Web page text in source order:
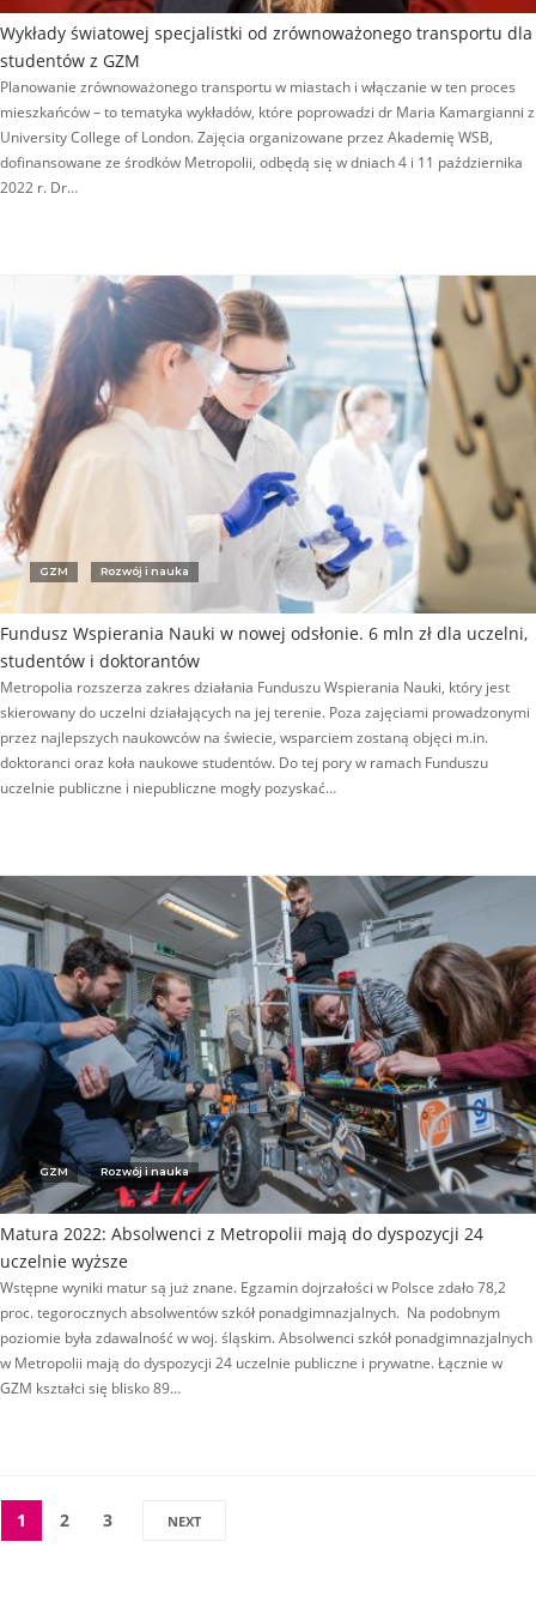
Wykłady światowej specjalistki od zrównoważonego transportu dla
studentów z GZM
Planowanie zrównoważonego transportu w miastach i włączanie w ten proces
mieszkańców – to tematyka wykładów, które poprowadzi dr Maria Kamargianni z
University College of London. Zajęcia organizowane przez Akademię WSB,
dofinansowane ze środków Metropolii, odbędą się w dniach 4 i 11 października
2022 r. Dr…
GZM Rozwój i nauka
Fundusz Wspierania Nauki w nowej odsłonie. 6 mln zł dla uczelni,
studentów i doktorantów
Metropolia rozszerza zakres działania Funduszu Wspierania Nauki, który jest
skierowany do uczelni działających na jej terenie. Poza zajęciami prowadzonymi
przez najlepszych naukowców na świecie, wsparciem zostaną objęci m.in.
doktoranci oraz koła naukowe studentów. Do tej pory w ramach Funduszu
uczelnie publiczne i niepubliczne mogły pozyskać…
GZM Rozwój i nauka
Matura 2022: Absolwenci z Metropolii mają do dyspozycji 24
uczelnie wyższe
Wstępne wyniki matur są już znane. Egzamin dojrzałości w Polsce zdało 78,2
proc. tegorocznych absolwentów szkół ponadgimnazjalnych. Na podobnym
poziomie była zdawalność w woj. śląskim. Absolwenci szkół ponadgimnazjalnych
w Metropolii mają do dyspozycji 24 uczelnie publiczne i prywatne. Łącznie w
GZM kształci się blisko 89…
1 2 3 NEXT